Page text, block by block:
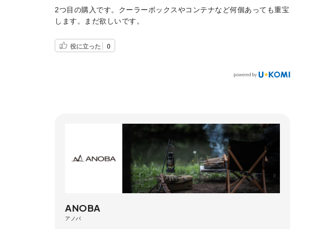
2つ目の購入です。クーラーボックスやコンテナなど何個あっても重宝
します。まだ欲しいです。
役に立った 0
ANOBA
アノバ